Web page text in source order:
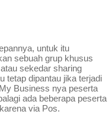
untuk itu
sebuah grup khusus
sekedar sharing
tetap dipantau jika terjadi
Business nya peserta
ada beberapa peserta
via Pos.